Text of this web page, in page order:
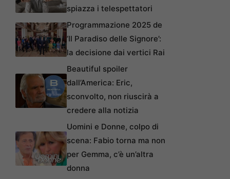
spiazza i telespettatori
Programmazione 2025 de
‘Il Paradiso delle Signore’:
la decisione dai vertici Rai
Beautiful spoiler
dall’America: Eric,
sconvolto, non riuscirà a
credere alla notizia
Uomini e Donne, colpo di
scena: Fabio torna ma non
per Gemma, c’è un’altra
donna